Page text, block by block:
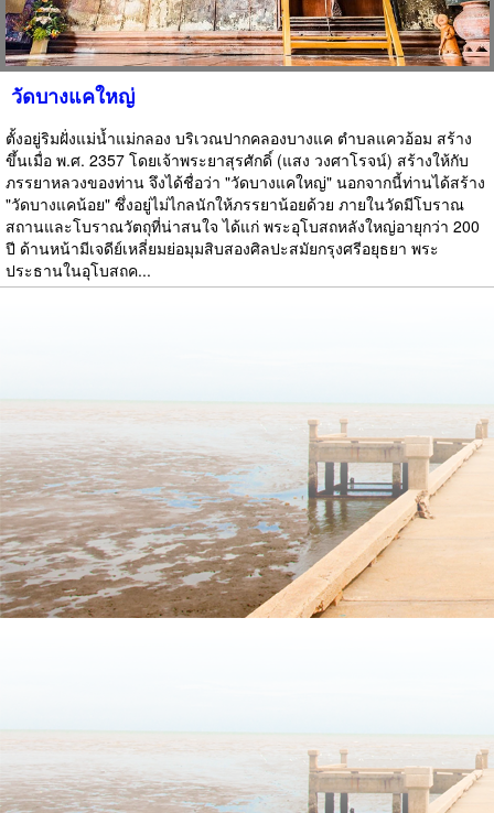
วัดบางแคใหญ่
ตั้งอยู่ริมฝั่งแม่น้ำแม่กลอง บริเวณปากคลองบางแค ตำบลแควอ้อม สร้าง
ขึ้นเมื่อ พ.ศ. 2357 โดยเจ้าพระยาสุรศักดิ์ (แสง วงศาโรจน์) สร้างให้กับ
ภรรยาหลวงของท่าน จึงได้ชื่อว่า "วัดบางแคใหญ่" นอกจากนี้ท่านได้สร้าง
"วัดบางแคน้อย" ซึ่งอยู่ไม่ไกลนักให้ภรรยาน้อยด้วย ภายในวัดมีโบราณ
สถานและโบราณวัตถุที่น่าสนใจ ได้แก่ พระอุโบสถหลังใหญ่อายุกว่า 200
ปี ด้านหน้ามีเจดีย์เหลี่ยมย่อมุมสิบสองศิลปะสมัยกรุงศรีอยุธยา พระ
ประธานในอุโบสถค...